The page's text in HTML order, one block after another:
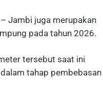
Jambi juga merupakan
pada tahun 2026.
tersebut saat ini
tahap pembebasan